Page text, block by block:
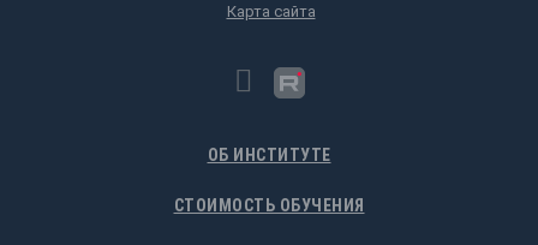
Карта сайта
ОБ ИНСТИТУТЕ
СТОИМОСТЬ ОБУЧЕНИЯ